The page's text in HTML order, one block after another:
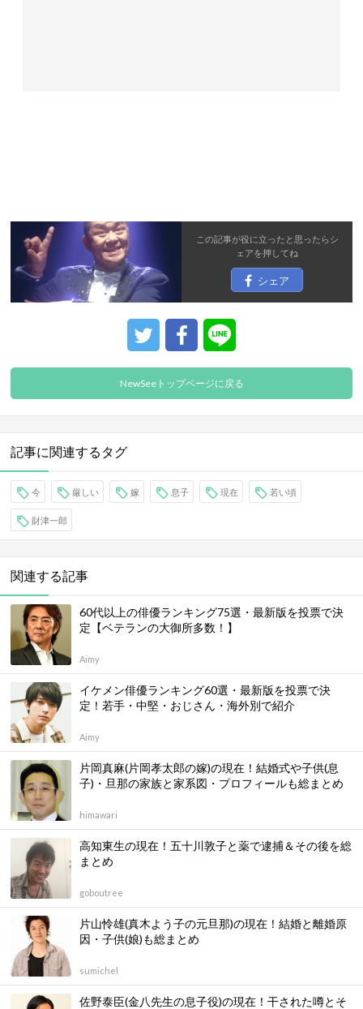
この記事が役に立ったと思ったらシ
ェアを押してね
シェア
NewSeeトップページに戻る
記事に関連するタグ
今 厳しい 嫁 息子 現在 若い頃
財津一郎
関連する記事
60代以上の俳優ランキング75選・最新版を投票で決
定【ベテランの大御所多数！】
Aimy
イケメン俳優ランキング60選・最新版を投票で決
定！若手・中堅・おじさん・海外別で紹介
Aimy
片岡真麻(片岡孝太郎の嫁)の現在！結婚式や子供(息
子)・旦那の家族と家系図・プロフィールも総まとめ
himawari
高知東生の現在！五十川敦子と薬で逮捕＆その後を総
まとめ
goboutree
片山怜雄(真木よう子の元旦那)の現在！結婚と離婚原
因・子供(娘)も総まとめ
sumichel
佐野泰臣(金八先生の息子役)の現在！干された噂とそ